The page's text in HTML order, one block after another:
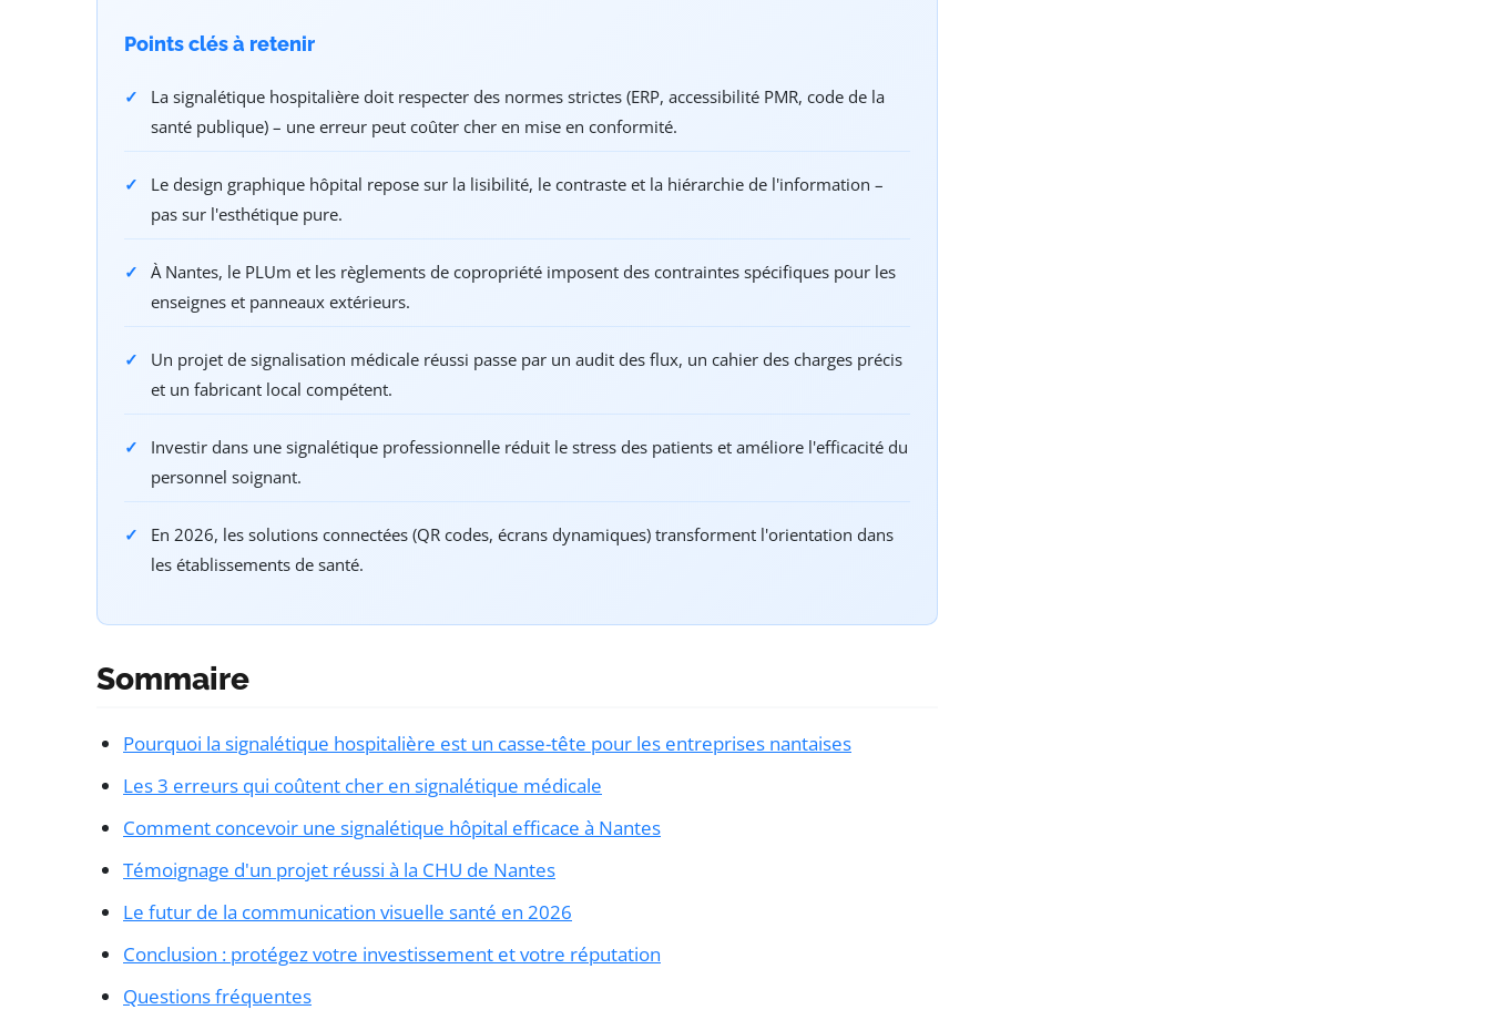
Points clés à retenir
La signalétique hospitalière doit respecter des normes strictes (ERP, accessibilité PMR, code de la
santé publique) – une erreur peut coûter cher en mise en conformité.
Le design graphique hôpital repose sur la lisibilité, le contraste et la hiérarchie de l'information –
pas sur l'esthétique pure.
À Nantes, le PLUm et les règlements de copropriété imposent des contraintes spécifiques pour les
enseignes et panneaux extérieurs.
Un projet de signalisation médicale réussi passe par un audit des flux, un cahier des charges précis
et un fabricant local compétent.
Investir dans une signalétique professionnelle réduit le stress des patients et améliore l'efficacité du
personnel soignant.
En 2026, les solutions connectées (QR codes, écrans dynamiques) transforment l'orientation dans
les établissements de santé.
Sommaire
Pourquoi la signalétique hospitalière est un casse-tête pour les entreprises nantaises
Les 3 erreurs qui coûtent cher en signalétique médicale
Comment concevoir une signalétique hôpital efficace à Nantes
Témoignage d'un projet réussi à la CHU de Nantes
Le futur de la communication visuelle santé en 2026
Conclusion : protégez votre investissement et votre réputation
Questions fréquentes